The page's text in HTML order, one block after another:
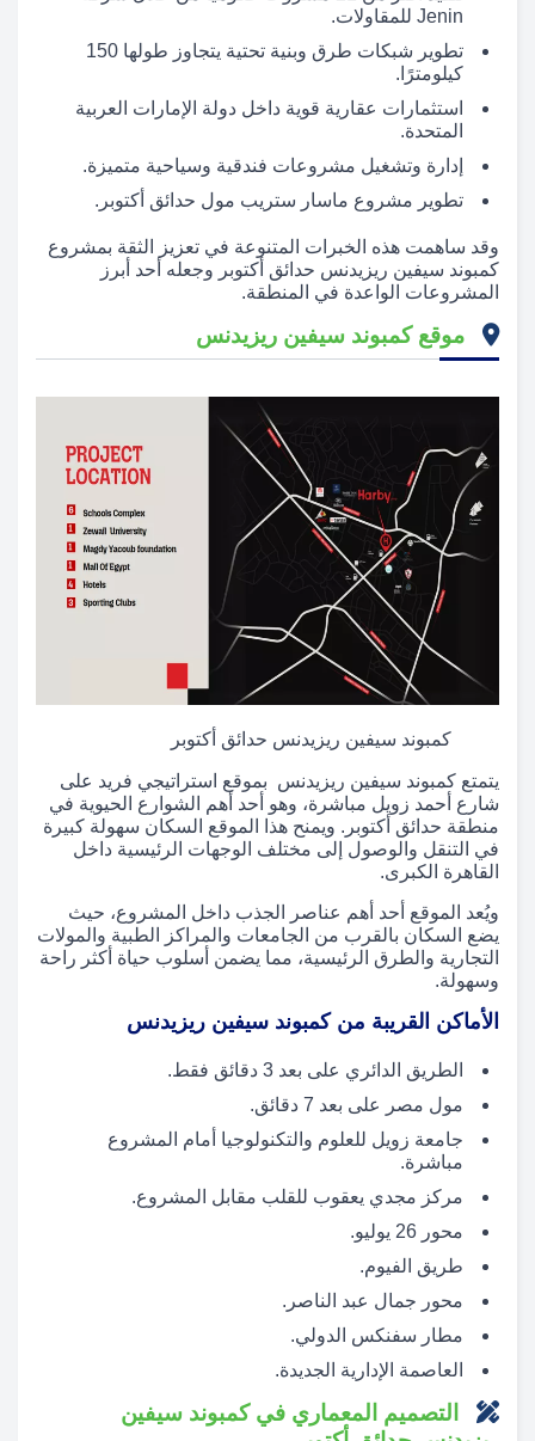
Jenin للمقاولات.
تطوير شبكات طرق وبنية تحتية يتجاوز طولها 150
كيلومترًا.
استثمارات عقارية قوية داخل دولة الإمارات العربية
المتحدة.
إدارة وتشغيل مشروعات فندقية وسياحية متميزة.
تطوير مشروع ماسار ستريب مول حدائق أكتوبر.
وقد ساهمت هذه الخبرات المتنوعة في تعزيز الثقة بمشروع
كمبوند سيفين ريزيدنس حدائق أكتوبر وجعله أحد أبرز
المشروعات الواعدة في المنطقة.
موقع كمبوند سيفين ريزيدنس
كمبوند سيفين ريزيدنس حدائق أكتوبر
يتمتع كمبوند سيفين ريزيدنس بموقع استراتيجي فريد على
شارع أحمد زويل مباشرة، وهو أحد أهم الشوارع الحيوية في
منطقة حدائق أكتوبر. ويمنح هذا الموقع السكان سهولة كبيرة
في التنقل والوصول إلى مختلف الوجهات الرئيسية داخل
القاهرة الكبرى.
ويُعد الموقع أحد أهم عناصر الجذب داخل المشروع، حيث
يضع السكان بالقرب من الجامعات والمراكز الطبية والمولات
التجارية والطرق الرئيسية، مما يضمن أسلوب حياة أكثر راحة
وسهولة.
الأماكن القريبة من كمبوند سيفين ريزيدنس
الطريق الدائري على بعد 3 دقائق فقط.
مول مصر على بعد 7 دقائق.
جامعة زويل للعلوم والتكنولوجيا أمام المشروع
مباشرة.
مركز مجدي يعقوب للقلب مقابل المشروع.
محور 26 يوليو.
طريق الفيوم.
محور جمال عبد الناصر.
مطار سفنكس الدولي.
العاصمة الإدارية الجديدة.
التصميم المعماري في كمبوند سيفين